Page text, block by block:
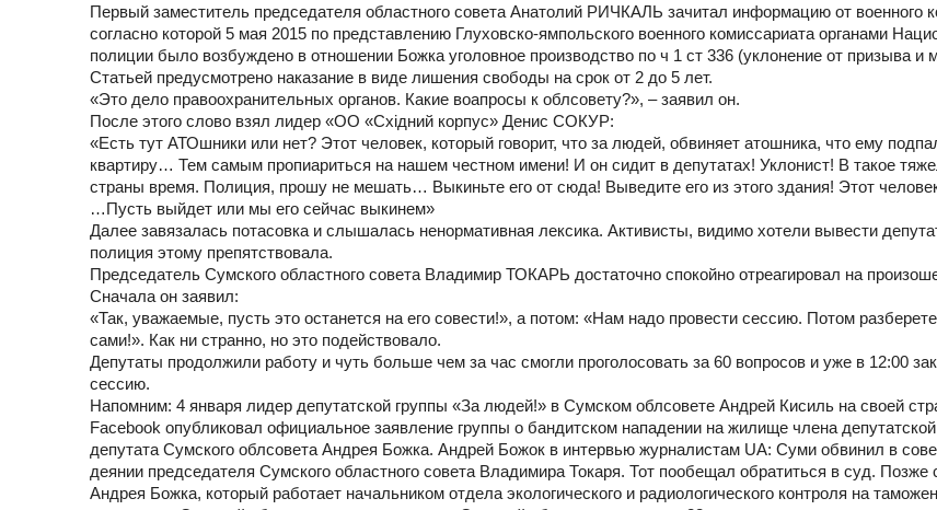
Первый заместитель председателя областного совета Анатолий РИЧКАЛЬ зачитал информацию от военного
согласно которой 5 мая 2015 по представлению Глуховско-ямпольского военного комиссариата органами
полиции было возбуждено в отношении Божка уголовное производство по ч 1 ст 336 (уклонение от призыва и
Статьей предусмотрено наказание в виде лишения свободы на срок от 2 до 5 лет.
«Это дело правоохранительных органов. Какие воапросы к облсовету?», – заявил он.
После этого слово взял лидер «ОО «Східний корпус» Денис СОКУР:
«Есть тут АТОшники или нет? Этот человек, который говорит, что за людей, обвиняет атошника, что ему
квартиру… Тем самым пропиариться на нашем честном имени! И он сидит в депутатах! Уклонист! В такое
страны время. Полиция, прошу не мешать… Выкиньте его от сюда! Выведите его из этого здания! Этот
…Пусть выйдет или мы его сейчас выкинем»
Далее завязалась потасовка и слышалась ненормативная лексика. Активисты, видимо хотели вывести
полиция этому препятствовала.
Председатель Сумского областного совета Владимир ТОКАРЬ достаточно спокойно отреагировал на
Сначала он заявил:
«Так, уважаемые, пусть это останется на его совести!», а потом: «Нам надо провести сессию. Потом
сами!». Как ни странно, но это подействовало.
Депутаты продолжили работу и чуть больше чем за час смогли проголосовать за 60 вопросов и уже в 12:00
сессию.
Напомним: 4 января лидер депутатской группы «За людей!» в Сумском облсовете Андрей Кисиль на своей
Facebook опубликовал официальное заявление группы о бандитском нападении на жилище члена
депутата Сумского облсовета Андрея Божка. Андрей Божок в интервью журналистам UA: Суми обвинил в
деянии председателя Сумского областного совета Владимира Токаря. Тот пообещал обратиться в суд. Позже
Андрея Божка, который работает начальником отдела экологического и радиологического контроля на